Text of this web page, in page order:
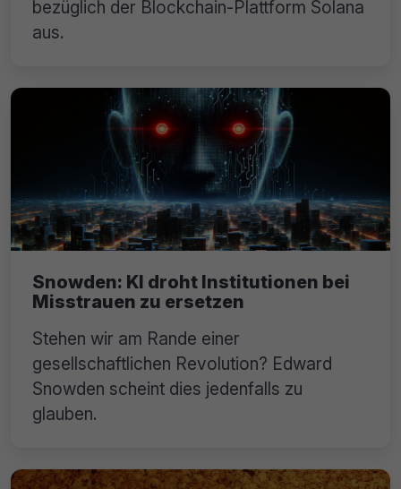
bezüglich der Blockchain-Plattform Solana
aus.
Snowden: KI droht Institutionen bei
Misstrauen zu ersetzen
Stehen wir am Rande einer
gesellschaftlichen Revolution? Edward
Snowden scheint dies jedenfalls zu
glauben.